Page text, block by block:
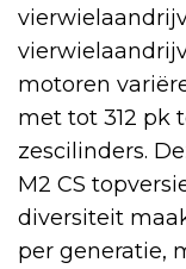
motoren
met tot 312 pk
zescilinders.
M2 CS
diversiteit
per generatie,